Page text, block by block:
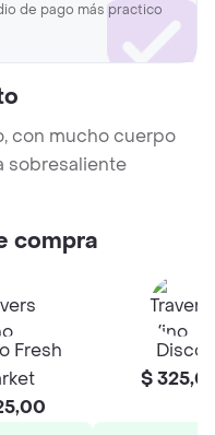
de pago más practico
con mucho cuerpo
sobresaliente
compra
Fresh
Disco
$